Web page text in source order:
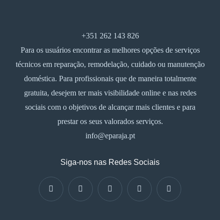
+351 262 143 826
Para os usuários encontrar as melhores opções de serviços
técnicos em reparação, remodelação, cuidado ou manutenção
doméstica. Para profissionais que de maneira totalmente
gratuita, desejem ter mais visibilidade online e nas redes
sociais com o objetivos de alcançar mais clientes e para
prestar os seus valorados serviços.
info@eparaja.pt
Siga-nos nas Redes Sociais